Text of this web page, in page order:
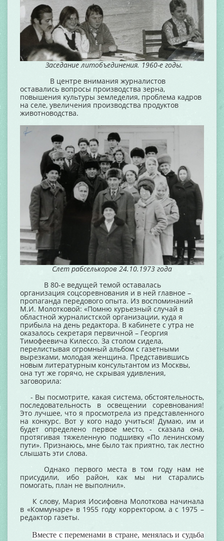
Заседание литобъединения. 1960-е годы.
В центре внимания журналистов
оставались вопросы производства зерна,
повышения культуры земледелия, проблема кадров
на селе, увеличения производства продуктов
животноводства.
Слет рабселькоров 24.10.1973 года
В 80-е ведущей темой оставалась
организация соцсоревнования и в ней главное –
пропаганда передового опыта. Из воспоминаний
М.И. Молотковой: «Помню курьезный случай в
областной журналистской организации, куда я
прибыла на день редактора. В кабинете с утра не
оказалось секретаря первичной – Георгия
Тимофеевича Килессо. За столом сидела,
перелистывая огромный альбом с газетными
вырезками, молодая женщина. Представившись
новым литературным консультантом из Москвы,
она тут же горячо, не скрывая удивления,
заговорила:
- Вы посмотрите, какая система, обстоятельность,
последовательность в освещении соревнования!
Это лучшее, что я просмотрела из представленного
на конкурс. Вот у кого надо учиться! Думаю, им и
будет определено первое место, - сказала она,
протягивая тяжеленную подшивку «По ленинскому
пути». Признаюсь, мне было так приятно, так лестно
слышать эти слова.
Однако первого места в том году нам не
присудили, ибо район, как мы ни старались
помогать, план не выполнил».
К слову, Мария Иосифовна Молоткова начинала
в «Коммунаре» в 1955 году корректором, а с 1975 –
редактор газеты.
Вместе с переменами в стране, менялась и судьба